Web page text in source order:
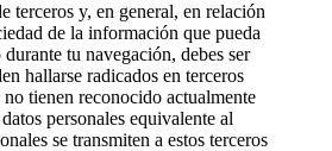
terceros y, en general, en relación
de la información que pueda
tu navegación, debes ser
hallarse radicados en terceros
tienen reconocido actualmente
personales equivalente al
se transmiten a estos terceros